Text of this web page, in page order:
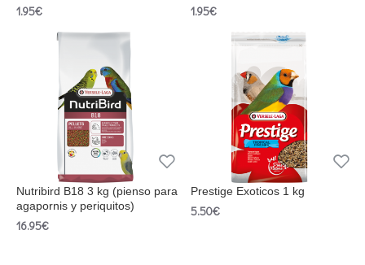
1.95€ 1.95€
Nutribird B18 3 kg (pienso para
agapornis y periquitos)
16.95€
Prestige Exoticos 1 kg
5.50€